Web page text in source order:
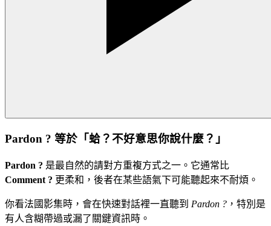
Pardon ? 等於「蛤？不好意思你說什麼？」
Pardon ? 是最自然的請對方重複方式之一。它通常比
Comment ? 更柔和，後者在某些語氣下可能聽起來不耐煩。
你看法國影集時，會在快速對話裡一直聽到 Pardon ? ，特別是
有人含糊帶過或漏了關鍵資訊時。